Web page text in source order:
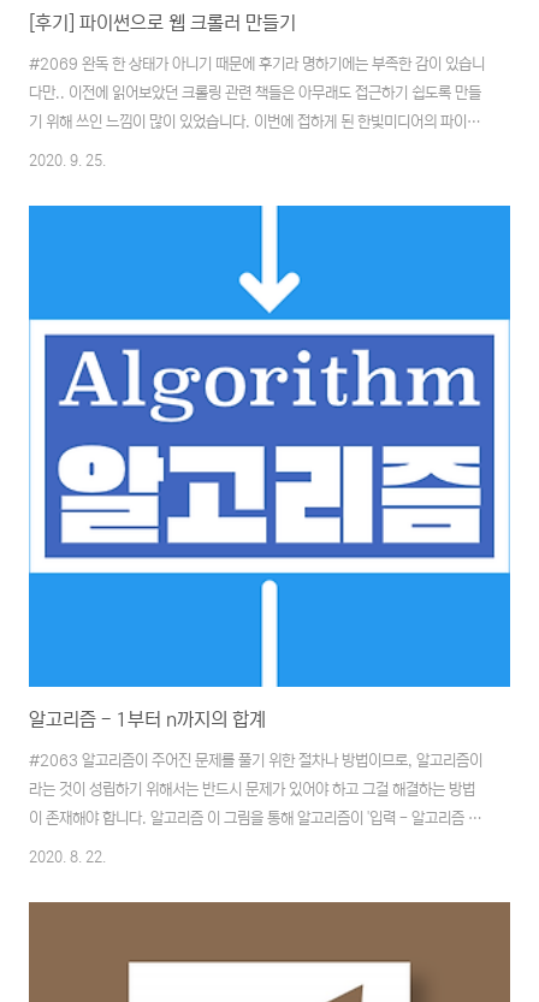
[후기] 파이썬으로 웹 크롤러 만들기
#2069 완독 한 상태가 아니기 때문에 후기라 명하기에는 부족한 감이 있습니
다만.. 이전에 읽어보았던 크롤링 관련 책들은 아무래도 접근하기 쉽도록 만들
기 위해 쓰인 느낌이 많이 있었습니다. 이번에 접하게 된 한빛미디어의 파이썬
으로 웹 크롤러 만들기는 분위기가 좀 다른 느낌이었습니다. 번역본이라 그럴
약간 어려움이 있었던 것 같습니다. 다른 책들이 현행의 서비스를 크롤링하는
기는 연식이 좀 되긴 했지만 책에서 따라하는데 문제가 없도록 기존 사이트를
유지하고 있는 것을 알 수 있었습니다..
2020. 9. 25.
알고리즘 - 1부터 n까지의 합계
#2063 알고리즘이 주어진 문제를 풀기 위한 절차나 방법이므로, 알고리즘이
라는 것이 성립하기 위해서는 반드시 문제가 있어야 하고 그걸 해결하는 방법
이 존재해야 합니다. 알고리즘 이 그림을 통해 알고리즘이 '입력 - 알고리즘 -
출력'의 과정이라는 것을 알 수 있었습니다. 단순히 알고리즘이라는 단어만 듣
았습니다. 분석 합을 구하는 방식에는 몇가지가 있었습니다. 가우스의 방법처
리즘에는 입력이 필요한데 입력 크기가 알고리즘의 수행 능력에 영향을 많이
끼친다고 합니다. 위쪽의 도식에 나오는 n이 입력크기에 해당하고 첫번째 보다
2020. 8. 22.